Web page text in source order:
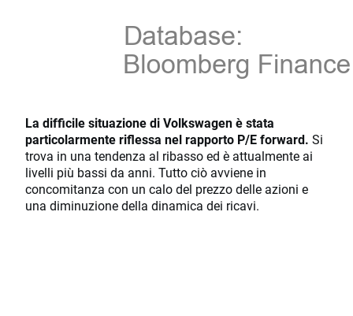
La difficile situazione di Volkswagen è stata
particolarmente riflessa nel rapporto P/E forward. Si
trova in una tendenza al ribasso ed è attualmente ai
livelli più bassi da anni. Tutto ciò avviene in
concomitanza con un calo del prezzo delle azioni e
una diminuzione della dinamica dei ricavi.